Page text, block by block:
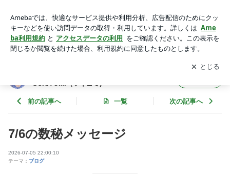
ブログ★ 数秘サロンTSUKIYOMI（ツキヨミ)
アプリをダウンロードして ブログの更新通知
を受け取りまし
ょう。
開く
SUKIYOMI（ツキヨミ)
前の記事へ 一覧 次の記事へ
7/6の数秘メッセージ
2026-07-05 22:00:10
テーマ： ブログ